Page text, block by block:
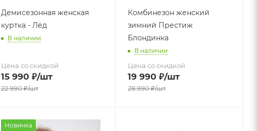
Демисезонная женская
куртка - Лёд
В наличии
Цена со скидкой
15 990 ₽/шт
22 990₽/шт
Комбинезон женский
зимний Престиж
Блондинка
В наличии
Цена со скидкой
19 990 ₽/шт
28 990₽/шт
Новинка